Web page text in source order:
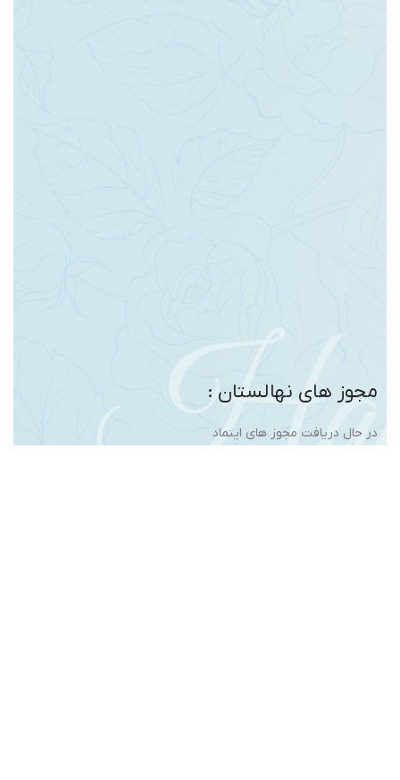
مجوز های نهالستان :
در حال دریافت مجوز های اینماد